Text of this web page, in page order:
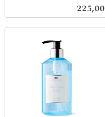
Pris
225,00